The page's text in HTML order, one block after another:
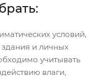
условий,
здания и личных
учитывать
влаги,